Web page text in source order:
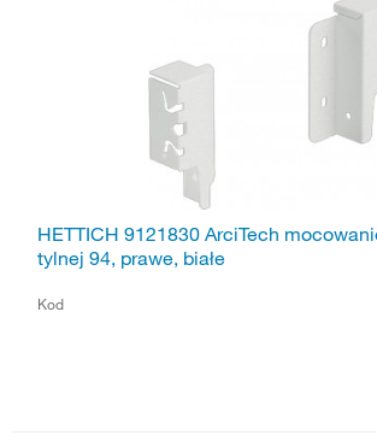
HETTICH 9121830 ArciTech
tylnej 94, prawe, białe
Kod